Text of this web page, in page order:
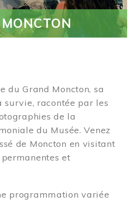
du Grand Moncton, sa
survie, racontée par les
de la
du Musée. Venez
de Moncton en visitant
et
programmation variée